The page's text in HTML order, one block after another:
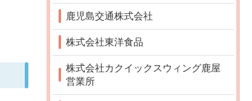
鹿児島交通株式会社
株式会社東洋食品
株式会社カクイックスウィング鹿屋
営業所